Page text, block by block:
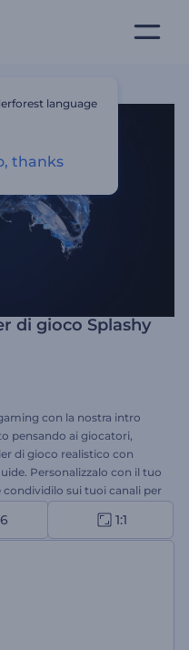
di gioco Splashy
con la nostra intro
pensando ai giocatori,
di gioco realistico con
Personalizzalo con il tuo
sui tuoi canali per
primo secondo. Perfetto
su YouTube,
simili. Provalo subito e
superiore!
1:1
language
thanks